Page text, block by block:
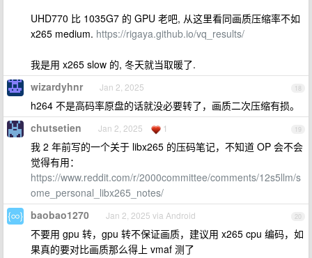
UHD770 比 1035G7 的 GPU 老吧, 从这里看同画质压缩率不如
x265 medium. https://rigaya.github.io/vq_results/
我是用 x265 slow 的, 冬天就当取暖了.
18
wizardyhnr Jan 2, 2025
h264 不是高码率原盘的话就没必要转了，画质二次压缩有损。
19
chutsetien Jan 2, 2025 1
我 2 年前写的一个关于 libx265 的压码笔记，不知道 OP 会不会
觉得有用：
https://www.reddit.com/r/2000committee/comments/12s5llm/s
ome_personal_libx265_notes/
20
baobao1270 Jan 2, 2025 via Android
不要用 gpu 转，gpu 转不保证画质，建议用 x265 cpu 编码，如
果真的要对比画质那么得上 vmaf 测了